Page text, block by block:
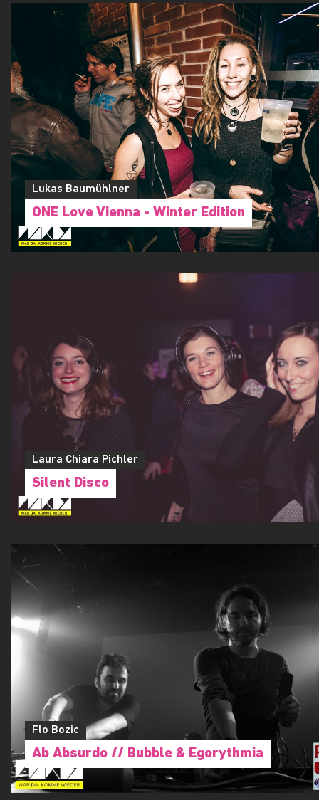
Flo Bozic
Gut Aufgelegt - Wir verlosen Tickets
Lukas Baumühlner
ONE Love Vienna - Winter Edition
Laura Chiara Pichler
Silent Disco